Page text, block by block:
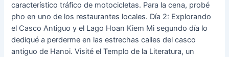
característico tráfico de motocicletas. Para la cena, probé
pho en uno de los restaurantes locales. Día 2: Explorando
el Casco Antiguo y el Lago Hoan Kiem Mi segundo día lo
dediqué a perderme en las estrechas calles del casco
antiguo de Hanoi. Visité el Templo de la Literatura, un